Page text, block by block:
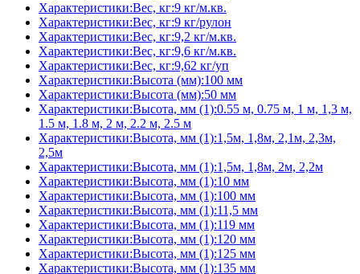
Характеристики:Вес, кг:9 кг/м.кв.
Характеристики:Вес, кг:9 кг/рулон
Характеристики:Вес, кг:9,2 кг/м.кв.
Характеристики:Вес, кг:9,6 кг/м.кв.
Характеристики:Вес, кг:9,62 кг/уп
Характеристики:Высота (мм):100 мм
Характеристики:Высота (мм):50 мм
Характеристики:Высота, мм (1):0.55 м, 0.75 м, 1 м, 1,3 м,
1.5 м, 1.8 м, 2 м, 2.2 м, 2.5 м
Характеристики:Высота, мм (1):1,5м, 1,8м, 2,1м, 2,3м,
2,5м
Характеристики:Высота, мм (1):1,5м, 1,8м, 2м, 2,2м
Характеристики:Высота, мм (1):10 мм
Характеристики:Высота, мм (1):100 мм
Характеристики:Высота, мм (1):11,5 мм
Характеристики:Высота, мм (1):119 мм
Характеристики:Высота, мм (1):120 мм
Характеристики:Высота, мм (1):125 мм
Характеристики:Высота, мм (1):135 мм